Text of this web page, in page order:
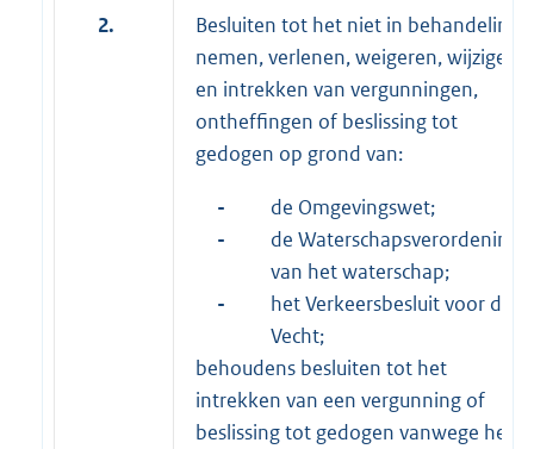
2.
Besluiten tot het niet in behandeling
nemen, verlenen, weigeren, wijzigen
en intrekken van vergunningen,
ontheffingen of beslissing tot
gedogen op grond van:
-
de Omgevingswet;
-
de Waterschapsverordening
van het waterschap;
-
het Verkeersbesluit voor de
Vecht;
behoudens besluiten tot het
intrekken van een vergunning of
beslissing tot gedogen vanwege het